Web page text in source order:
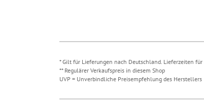
* Gilt für Lieferungen nach Deutschland. Lieferzeiten
** Regulärer Verkaufspreis in diesem Shop
UVP = Unverbindliche Preisempfehlung des Herstellers